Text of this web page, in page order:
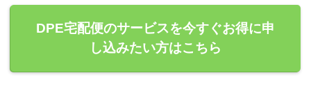
DPE宅配便のサービスを今すぐお得に申
し込みたい方はこちら